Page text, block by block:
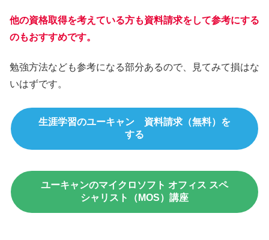
他の資格取得を考えている方も資料請求をして参考にする
のもおすすめです。
勉強方法なども参考になる部分あるので、見てみて損はな
いはずです。
生涯学習のユーキャン 資料請求（無料）を
する
ユーキャンのマイクロソフト オフィス スペ
シャリスト（MOS）講座